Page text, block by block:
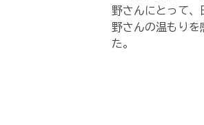
野さんにとって、
野さんの温もりを
た。